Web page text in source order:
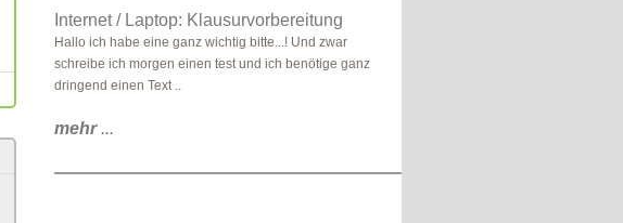
Internet / Laptop: Klausurvorbereitung
Hallo ich habe eine ganz wichtig bitte...! Und zwar
schreibe ich morgen einen test und ich benötige ganz
dringend einen Text ..
mehr...